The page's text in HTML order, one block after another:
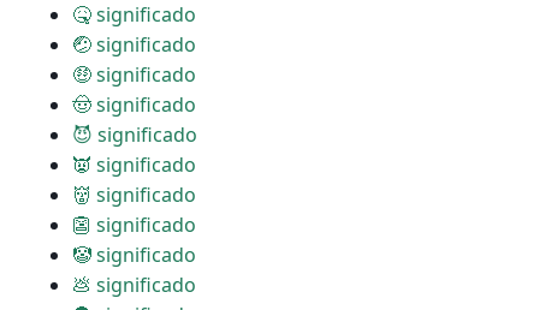
🤒 significado
🤕 significado
🤑 significado
🤠 significado
😈 significado
👿 significado
👹 significado
👺 significado
🤡 significado
💩 significado